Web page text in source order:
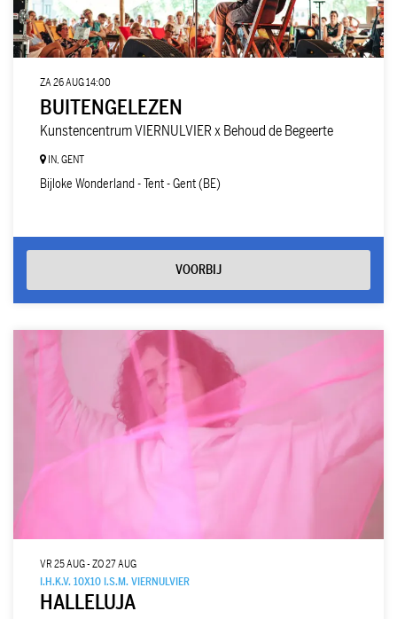
BUITENGELEZEN
Kunstencentrum VIERNULVIER x Behoud de Begeerte
ZA 26 AUG14:00
IN, GENT
Bijloke Wonderland - Tent - Gent (BE)
VOORBIJ
HALLELUJA
I.H.K.V. 10X10 I.S.M. VIERNULVIER
VR 25 AUG-ZO 27 AUG